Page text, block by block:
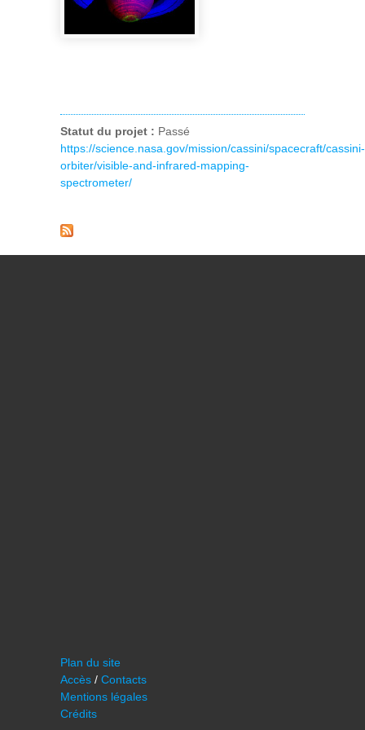
Statut du projet : Passé
https://science.nasa.gov/mission/cassini/spacecraft/cassini-
orbiter/visible-and-infrared-mapping-
spectrometer/
Plan du site
Accès / Contacts
Mentions légales
Crédits